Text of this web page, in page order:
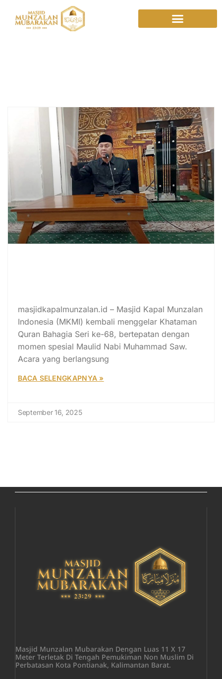
Adab Minum
Rasulullah
masjidkapalmunzalan.id – Masjid Kapal Munzalan
Indonesia (MKMI) kembali menggelar Khataman
Quran Bahagia Seri ke-68, bertepatan dengan
momen spesial Maulid Nabi Muhammad Saw.
Acara yang berlangsung
BACA SELENGKAPNYA »
September 16, 2025
Masjid Munzalan Mubarakan Dengan Luas 11 X 17
Meter Terletak Di Tengah Pemukiman Non Muslim Di
Perbatasan Kota Pontianak, Kalimantan Barat.